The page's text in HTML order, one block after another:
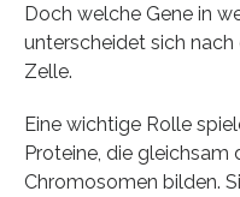
Doch welche Gene in
unterscheidet sich
Zelle.
Eine wichtige Rolle
Proteine, die gleichsam
Chromosomen bilden.